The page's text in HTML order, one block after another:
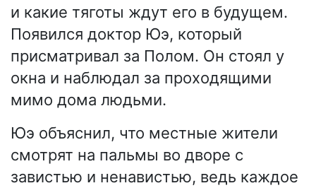
и какие тяготы ждут его в будущем.
Появился доктор Юэ, который
присматривал за Полом. Он стоял у
окна и наблюдал за проходящими
мимо дома людьми.
Юэ объяснил, что местные жители
смотрят на пальмы во дворе с
завистью и ненавистью, ведь каждое